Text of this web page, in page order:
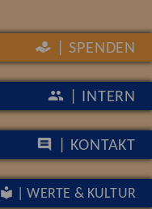
| SPENDEN
| INTERN
| KONTAKT
| WERTE & KULTUR